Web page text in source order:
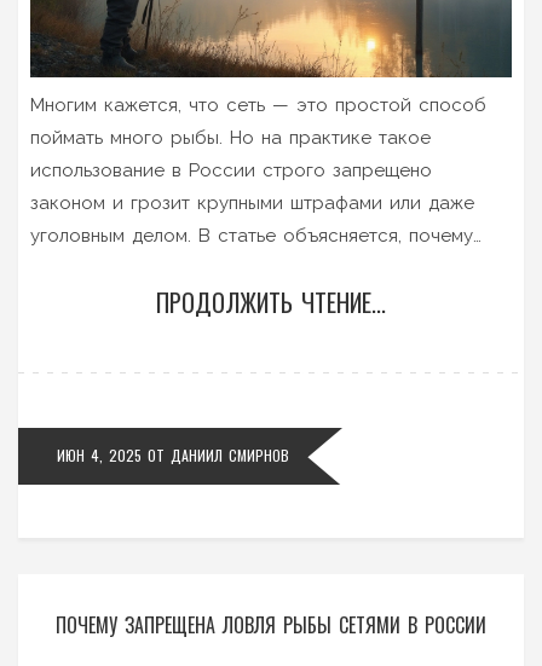
Многим кажется, что сеть — это простой способ
поймать много рыбы. Но на практике такое
использование в России строго запрещено
законом и грозит крупными штрафами или даже
уголовным делом. В статье объясняется, почему
запрещают и что грозит тем, кто решится их
избежать неприятностей и выбрать честный подход
к рыбалке.
ПРОДОЛЖИТЬ ЧТЕНИЕ...
ИЮН 4, 2025 ОТ ДАНИИЛ СМИРНОВ
ПОЧЕМУ ЗАПРЕЩЕНА ЛОВЛЯ РЫБЫ СЕТЯМИ В РОССИИ